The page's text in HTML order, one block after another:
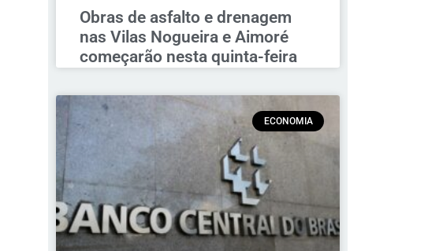
Obras de asfalto e drenagem
nas Vilas Nogueira e Aimoré
começarão nesta quinta-feira
ECONOMIA